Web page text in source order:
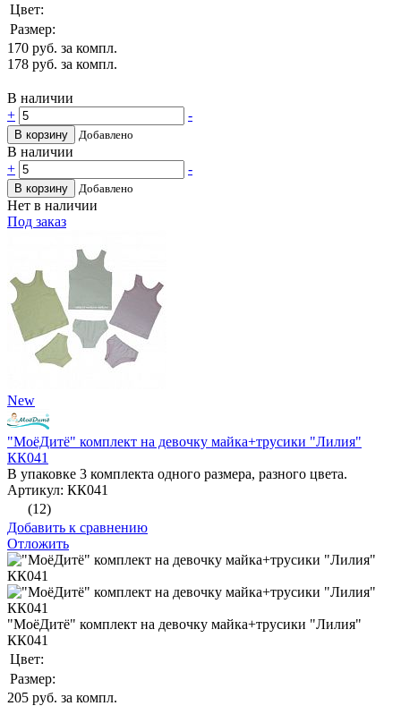
Цвет:
Размер:
170 руб. за компл.
178 руб. за компл.
В наличии
+
-
В корзину Добавлено
В наличии
+
-
В корзину Добавлено
Нет в наличии
Под заказ
New
"МоёДитё" комплект на девочку майка+трусики "Лилия"
КК041
В упаковке 3 комплекта одного размера, разного цвета.
Артикул: КК041
(12)
Добавить к сравнению
Отложить
"МоёДитё" комплект на девочку майка+трусики "Лилия"
КК041
Цвет:
Размер:
205 руб. за компл.